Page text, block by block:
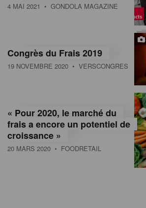
4 MAI 2021 • GONDOLA MAGAZINE
Congrès du Frais 2019
19 NOVEMBRE 2020 • VERSCONGRES
« Pour 2020, le marché du
frais a encore un potentiel de
croissance »
20 MARS 2020 • FOODRETAIL